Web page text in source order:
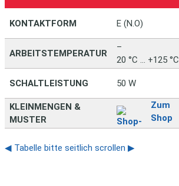
KONTAKTFORM E (N.O)
ARBEITSTEMPERATUR
–
20 °C … +125 °C
SCHALTLEISTUNG 50 W
KLEINMENGEN &
MUSTER
Zum
Shop
◀ Tabelle bitte seitlich scrollen ▶